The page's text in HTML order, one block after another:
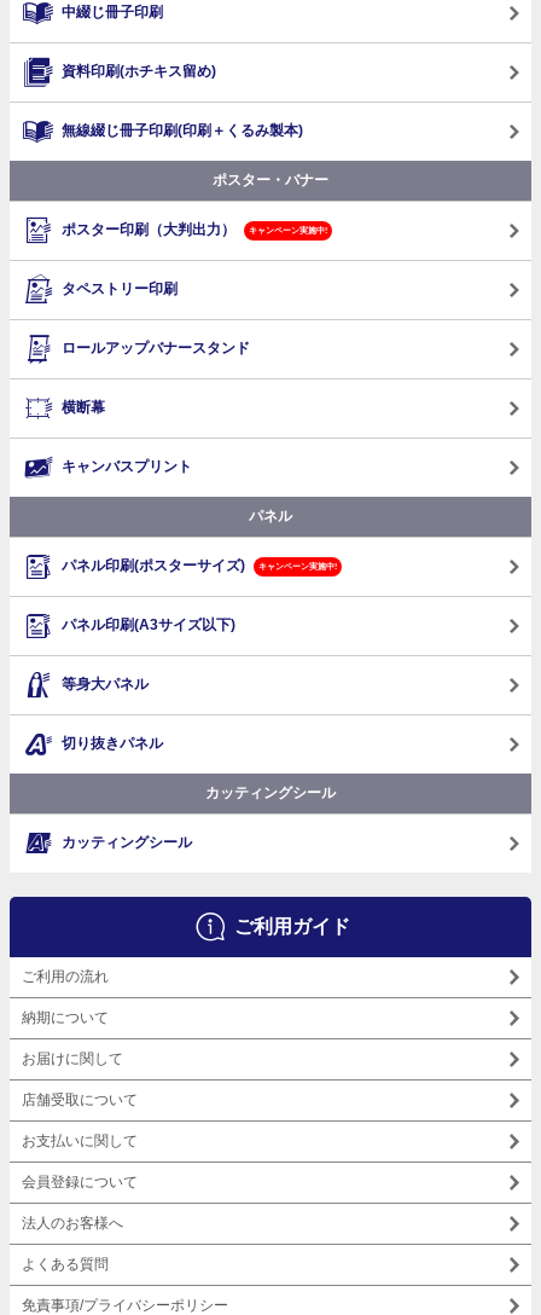
中綴じ冊子印刷
資料印刷(ホチキス留め)
無線綴じ冊子印刷(印刷＋くるみ製本)
ポスター・バナー
ポスター印刷（大判出力） キャンペーン実施中!
タペストリー印刷
ロールアップバナースタンド
横断幕
キャンバスプリント
パネル
パネル印刷(ポスターサイズ) キャンペーン実施中!
パネル印刷(A3サイズ以下)
等身大パネル
切り抜きパネル
カッティングシール
カッティングシール
ご利用ガイド
ご利用の流れ
納期について
お届けに関して
店舗受取について
お支払いに関して
会員登録について
法人のお客様へ
よくある質問
免責事項/プライバシーポリシー